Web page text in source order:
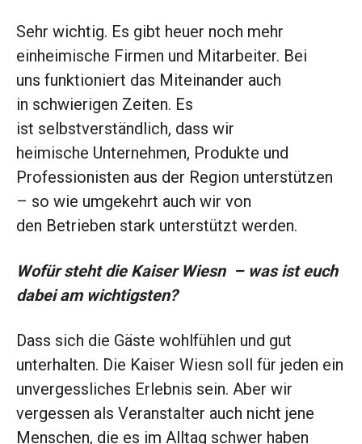
Sehr wichtig. Es gibt heuer noch mehr
einheimische Firmen und Mitarbeiter. Bei
uns funktioniert das Miteinander auch
in schwierigen Zeiten. Es
ist selbstverständlich, dass wir
heimische Unternehmen, Produkte und
Professionisten aus der Region unterstützen
– so wie umgekehrt auch wir von
den Betrieben stark unterstützt werden.
Wofür steht die Kaiser Wiesn – was ist euch
dabei am wichtigsten?
Dass sich die Gäste wohlfühlen und gut
unterhalten. Die Kaiser Wiesn soll für jeden ein
unvergessliches Erlebnis sein. Aber wir
vergessen als Veranstalter auch nicht jene
Menschen, die es im Alltag schwer haben